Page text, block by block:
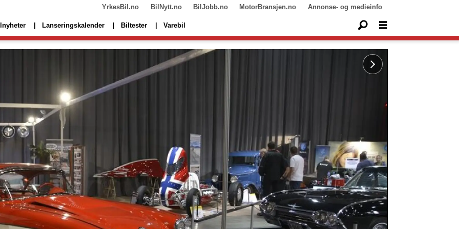
YrkesBil.no BilNytt.no BilJobb.no MotorBransjen.no Annonse- og medieinfo
Lanseringskalender Biltester Varebil